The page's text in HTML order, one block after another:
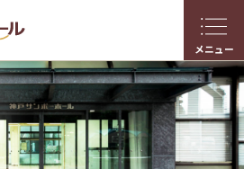
メニュー